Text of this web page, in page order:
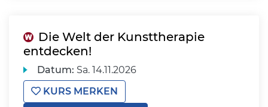
Die Welt der Kunsttherapie
entdecken!
Datum: Sa. 14.11.2026
KURS MERKEN